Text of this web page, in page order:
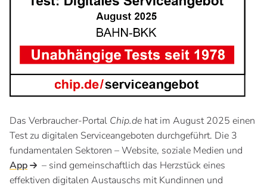
Das Verbraucher-Portal Chip.de hat im August 2025 einen
Test zu digitalen Serviceangeboten durchgeführt. Die 3
fundamentalen Sektoren – Website, soziale Medien und
App
– sind gemeinschaftlich das Herzstück eines
effektiven digitalen Austauschs mit Kundinnen und